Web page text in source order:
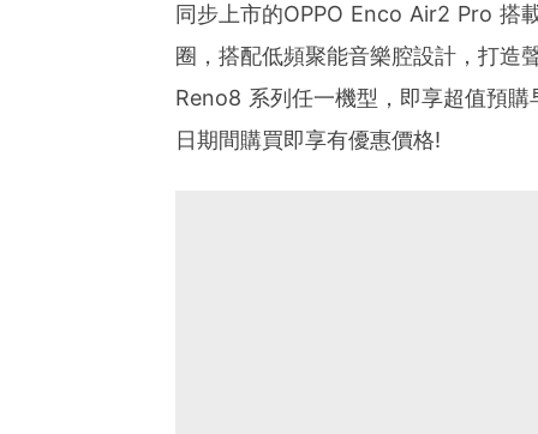
同步上市的OPPO Enco Air2 Pro 搭
圈，搭配低頻聚能音樂腔設計，打造
Reno8 系列任一機型，即享超值預
日期間購買即享有優惠價格!